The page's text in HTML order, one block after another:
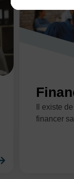
Il existe
financer